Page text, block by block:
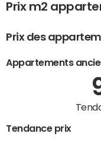
Prix m2
Prix des
Appartements
Tendance prix